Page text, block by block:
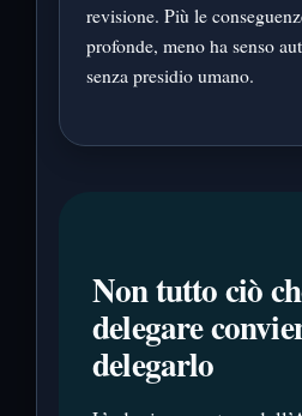
revisione. Più le
profonde, meno ha senso
senza presidio umano.
Non tutto ciò
delegare
delegarlo